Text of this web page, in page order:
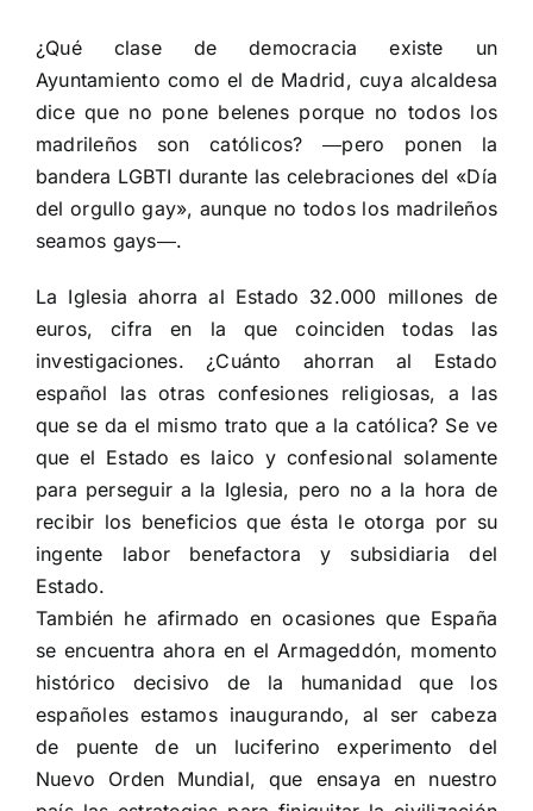
¿Qué clase de democracia existe un
Ayuntamiento como el de Madrid, cuya alcaldesa
dice que no pone belenes porque no todos los
madrileños son católicos? ―pero ponen la
bandera LGBTI durante las celebraciones del «Día
del orgullo gay», aunque no todos los madrileños
seamos gays―.
La Iglesia ahorra al Estado 32.000 millones de
euros, cifra en la que coinciden todas las
investigaciones. ¿Cuánto ahorran al Estado
español las otras confesiones religiosas, a las
que se da el mismo trato que a la católica? Se ve
que el Estado es laico y confesional solamente
para perseguir a la Iglesia, pero no a la hora de
recibir los beneficios que ésta le otorga por su
ingente labor benefactora y subsidiaria del
Estado.
También he afirmado en ocasiones que España
se encuentra ahora en el Armageddón, momento
histórico decisivo de la humanidad que los
españoles estamos inaugurando, al ser cabeza
de puente de un luciferino experimento del
Nuevo Orden Mundial, que ensaya en nuestro